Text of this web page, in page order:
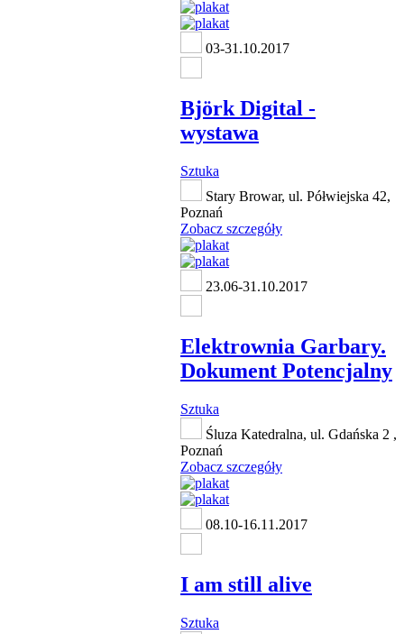
03-31.10.2017
Björk Digital -
wystawa
Sztuka
Stary Browar, ul. Półwiejska 42,
Poznań
Zobacz szczegóły
23.06-31.10.2017
Elektrownia Garbary.
Dokument Potencjalny
Sztuka
Śluza Katedralna, ul. Gdańska 2 ,
Poznań
Zobacz szczegóły
08.10-16.11.2017
I am still alive
Sztuka